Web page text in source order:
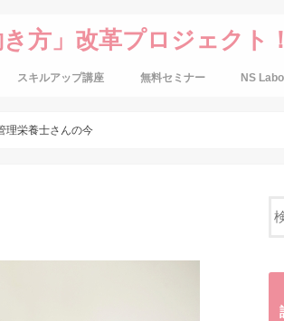
方」改革プロジェクト
スキルアップ講座 無料セミナー NS Labo
理栄養士さんの今